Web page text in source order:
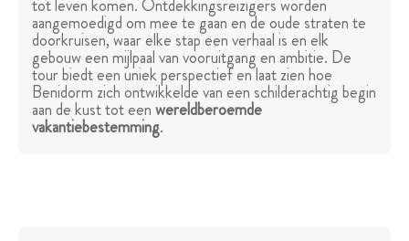
tot leven komen. Ontdekkingsreizigers worden
aangemoedigd om mee te gaan en de oude straten te
doorkruisen, waar elke stap een verhaal is en elk
gebouw een mijlpaal van vooruitgang en ambitie. De
tour biedt een uniek perspectief en laat zien hoe
Benidorm zich ontwikkelde van een schilderachtig begin
aan de kust tot eenwereldberoemde
vakantiebestemming.